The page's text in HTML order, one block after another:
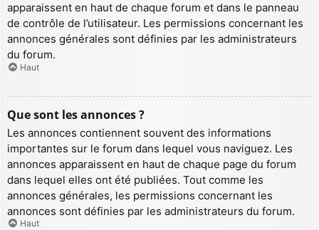
apparaissent en haut de chaque forum et dans le panneau
de contrôle de l’utilisateur. Les permissions concernant les
annonces générales sont définies par les administrateurs
du forum.
Haut
Que sont les annonces ?
Les annonces contiennent souvent des informations
importantes sur le forum dans lequel vous naviguez. Les
annonces apparaissent en haut de chaque page du forum
dans lequel elles ont été publiées. Tout comme les
annonces générales, les permissions concernant les
annonces sont définies par les administrateurs du forum.
Haut